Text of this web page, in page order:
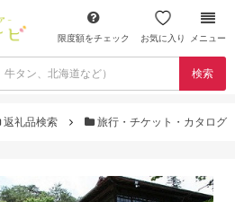
限度額をチェック お気に入り メニュー
検索
返礼品検索 旅行・チケット・カタログ